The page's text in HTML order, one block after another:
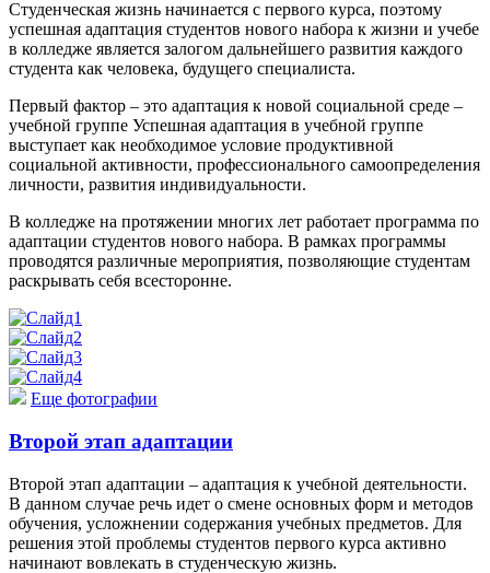
Студенческая жизнь начинается с первого курса, поэтому
успешная адаптация студентов нового набора к жизни и учебе
в колледже является залогом дальнейшего развития каждого
студента как человека, будущего специалиста.
Первый фактор – это адаптация к новой социальной среде –
учебной группе Успешная адаптация в учебной группе
выступает как необходимое условие продуктивной
социальной активности, профессионального самоопределения
личности, развития индивидуальности.
В колледже на протяжении многих лет работает программа по
адаптации студентов нового набора. В рамках программы
проводятся различные мероприятия, позволяющие студентам
раскрывать себя всесторонне.
Еще фотографии
Второй этап адаптации
Второй этап адаптации – адаптация к учебной деятельности.
В данном случае речь идет о смене основных форм и методов
обучения, усложнении содержания учебных предметов. Для
решения этой проблемы студентов первого курса активно
начинают вовлекать в студенческую жизнь.